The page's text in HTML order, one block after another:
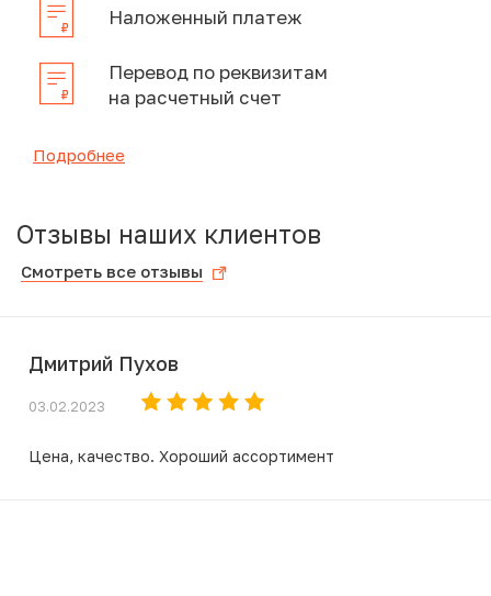
Наложенный платеж
Перевод по реквизитам
на расчетный счет
Подробнее
Отзывы наших клиентов
Смотреть все отзывы
Дмитрий Пухов
03.02.2023
Цена, качество. Хороший ассортимент